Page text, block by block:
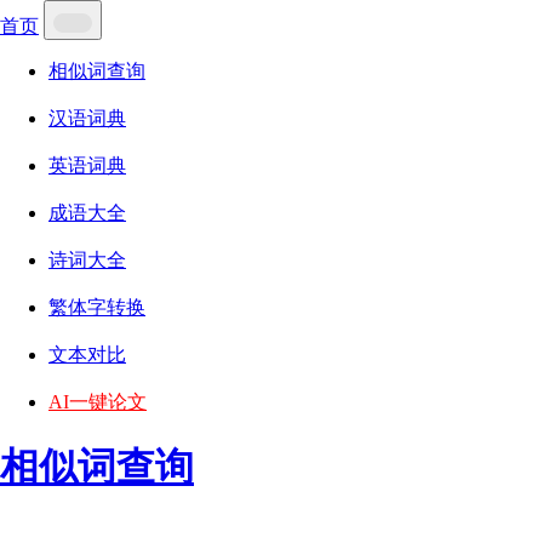
首页
相似词查询
汉语词典
英语词典
成语大全
诗词大全
繁体字转换
文本对比
AI一键论文
相似词查询